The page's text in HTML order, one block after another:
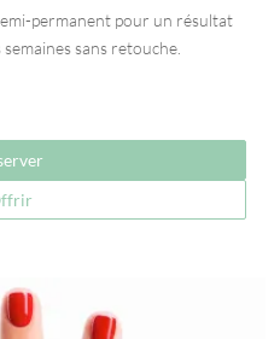
permanent pour un résultat
sans retouche.